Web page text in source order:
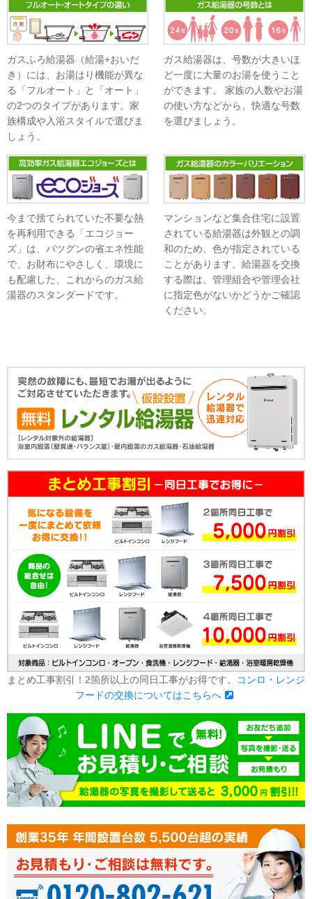
ガスふろ給湯器（給湯+おいだ
き）には、お湯はり機能が異な
る「フルオート」と「オート」
の2つのタイプがあります。家
族構成や入浴スタイルで選びま
しょう。
ガス給湯器は、号数が大きいほ
ど一度に大量のお湯を使うこと
ができます。 家族の人数やお湯
の使い方などから、快適な号数
を選びましょう。
今まで捨てられていた不要な熱
を再利用できる「エコジョー
ズ」は、バツグンの省エネ性能
で、お財布にやさしく、環境に
も配慮した、これからのガス給
湯器のスタンダードです。
マンションなど集合住宅に設置
されている給湯器は外観との調
和のため、色が指定されている
ことがあります。給湯器を交換
する際は、管理組合や管理会社
に指定色がないかどうかご確認
ください。
まとめ工事割引！2箇所以上の同日工事がお得です。
コンロ・レンジ
フードの交換についてはこちらへ